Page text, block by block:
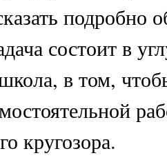
подробно
состоит в
в том,
кругозора.